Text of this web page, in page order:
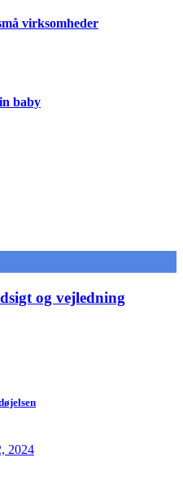
virksomheder
baby
og vejledning
2024